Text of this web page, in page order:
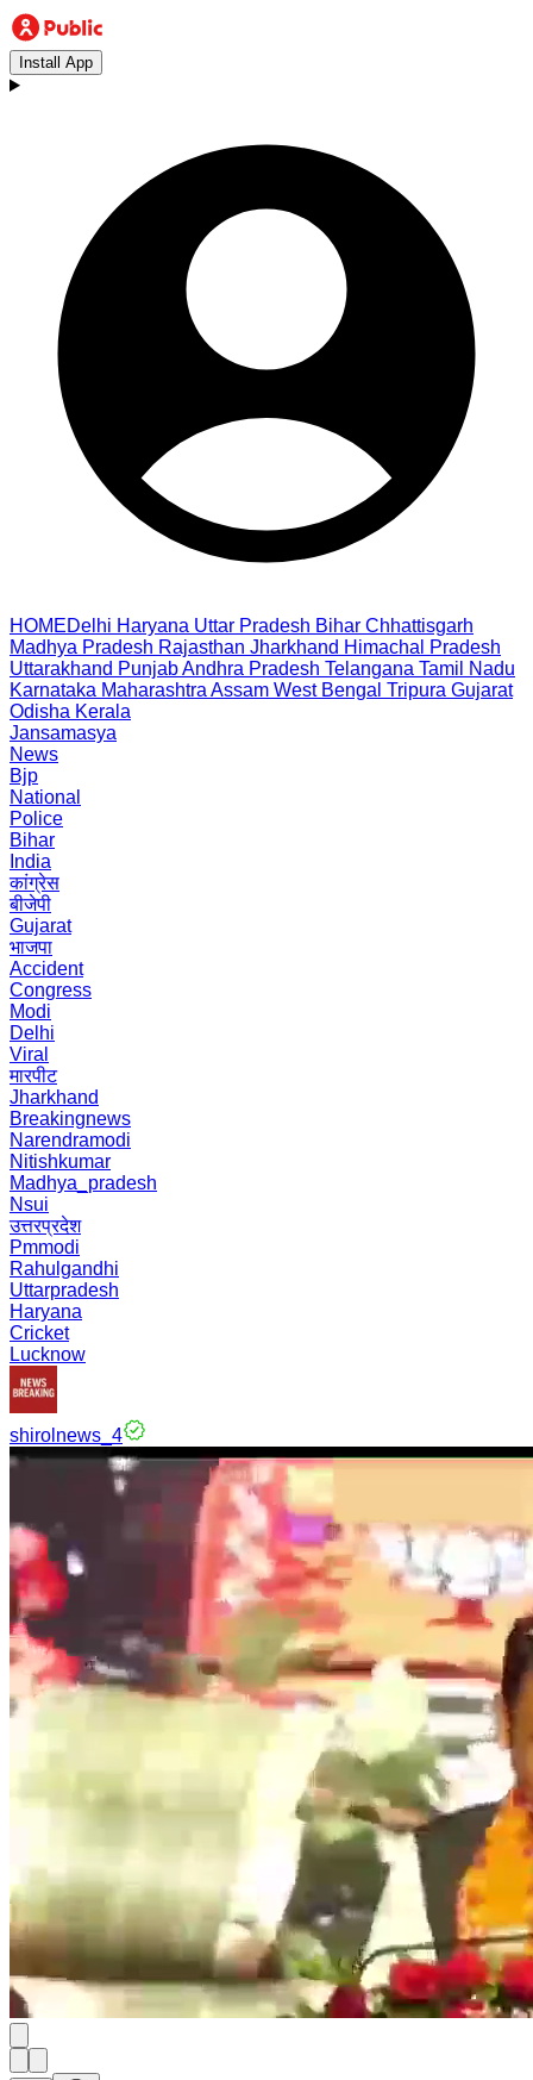
Install App
HOMEDelhi Haryana Uttar Pradesh Bihar Chhattisgarh
Madhya Pradesh Rajasthan Jharkhand Himachal Pradesh
Uttarakhand PunjabAndhra Pradesh Telangana Tamil Nadu
Karnataka Maharashtra Assam West Bengal Tripura Gujarat
Odisha Kerala
Jansamasya
News
Bjp
National
Police
Bihar
India
कांग्रेस
बीजेपी
Gujarat
भाजपा
Accident
Congress
Modi
Delhi
Viral
मारपीट
Jharkhand
Breakingnews
Narendramodi
Nitishkumar
Madhya_pradesh
Nsui
उत्तरप्रदेश
Pmmodi
Rahulgandhi
Uttarpradesh
Haryana
Cricket
Lucknow
shirolnews_4